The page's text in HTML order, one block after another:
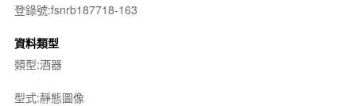
登錄號:fsnrb187718-163
資料類型
類型:酒器
型式:靜態圖像